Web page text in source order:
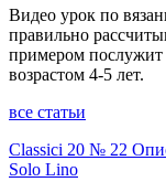
Видео урок по
правильно
примером послужит
возрастом 4-5 лет.
все статьи
Classici 20 № 22
Solo Lino